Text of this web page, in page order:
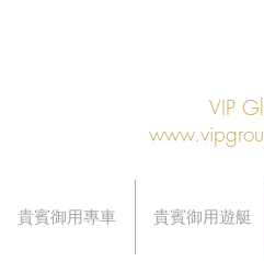
VIP
貴賓御用專車 貴賓御用遊艇